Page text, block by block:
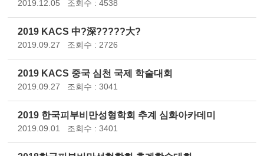
2019.12.05 조회수 : 4538
2019 KACS 中?深?????大?
2019.09.27 조회수 : 2726
2019 KACS 중국 심천 국제 학술대회
2019.09.27 조회수 : 3041
2019 한국피부비만성형학회 추계 심화아카데미
2019.09.01 조회수 : 3401